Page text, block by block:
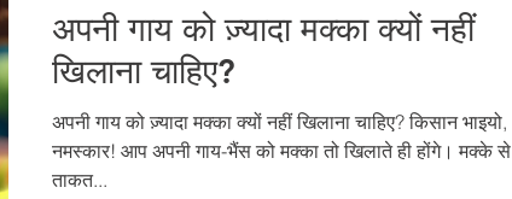
अपनी गाय को ज़्यादा मक्का क्यों नहीं
खिलाना चाहिए?
अपनी गाय को ज़्यादा मक्का क्यों नहीं खिलाना चाहिए? किसान भाइयो,
नमस्कार! आप अपनी गाय-भैंस को मक्का तो खिलाते ही होंगे। मक्के से
ताकत...